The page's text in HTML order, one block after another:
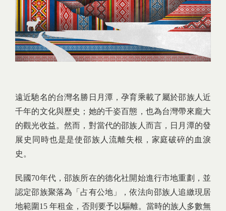
遠近馳名的台灣名勝日月潭，孕育乘載了屬於邵族人近
千年的文化與歷史；她的千姿百態，也為台灣帶來龐大
的觀光收益。然而，對當代的邵族人而言，日月潭的發
展史同時也是是使邵族人流離失根，家庭破碎的血淚
史。
民國70年代，邵族所在的德化社開始進行市地重劃，並
認定邵族聚落為「占有公地」，依法向邵族人追繳現居
地範圍15 年租金，否則要予以驅離。當時的族人多數無